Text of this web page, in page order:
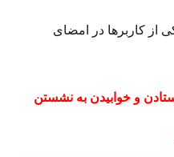
از کاربرها در امضای
و خوابیدن به نشستن